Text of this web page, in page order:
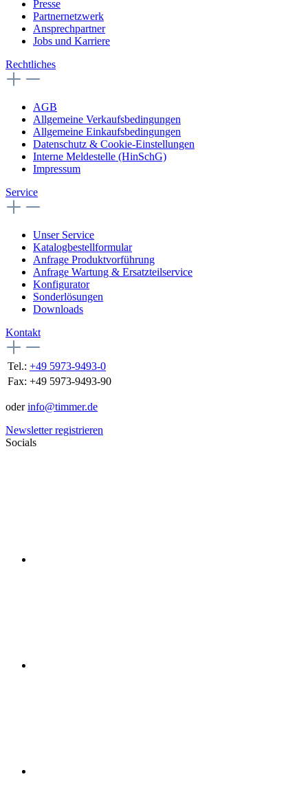
Presse
Partnernetzwerk
Ansprechpartner
Jobs und Karriere
Rechtliches
AGB
Allgemeine Verkaufsbedingungen
Allgemeine Einkaufsbedingungen
Datenschutz & Cookie-Einstellungen
Interne Meldestelle (HinSchG)
Impressum
Service
Unser Service
Katalogbestellformular
Anfrage Produktvorführung
Anfrage Wartung & Ersatzteilservice
Konfigurator
Sonderlösungen
Downloads
Kontakt
Tel.: +49 5973-9493-0
Fax: +49 5973-9493-90
oderinfo@timmer.de
Newsletter registrieren
Socials